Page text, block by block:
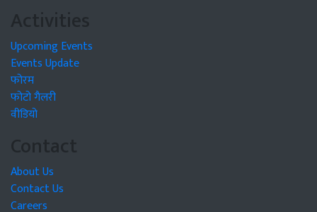
Activities
Upcoming Events
Events Update
फोरम
फोटो गैलरी
वीडियो
Contact
About Us
Contact Us
Careers